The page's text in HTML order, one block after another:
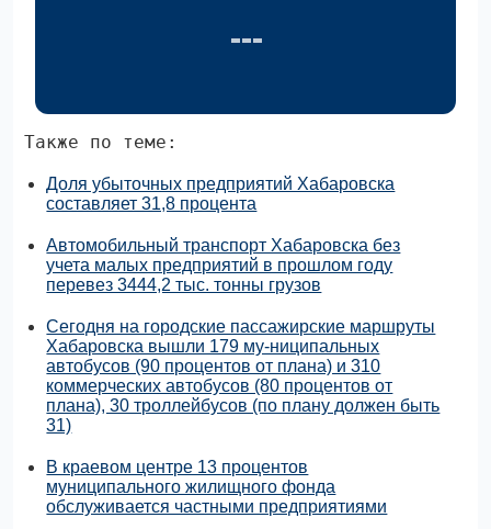
Также по теме:
Доля убыточных предприятий Хабаровска
составляет 31,8 процента
Автомобильный транспорт Хабаровска без
учета малых предприятий в прошлом году
перевез 3444,2 тыс. тонны грузов
Сегодня на городские пассажирские маршруты
Хабаровска вышли 179 му-ниципальных
автобусов (90 процентов от плана) и 310
коммерческих автобусов (80 процентов от
плана), 30 троллейбусов (по плану должен быть
31)
В краевом центре 13 процентов
муниципального жилищного фонда
обслуживается частными предприятиями